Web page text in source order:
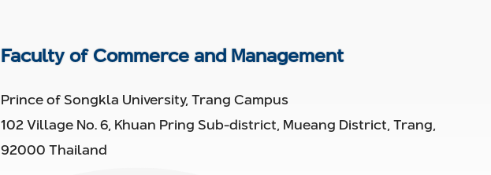
Faculty of Commerce and Management
Prince of Songkla University, Trang Campus
102 Village No. 6, Khuan Pring Sub-district, Mueang District, Trang,
92000 Thailand